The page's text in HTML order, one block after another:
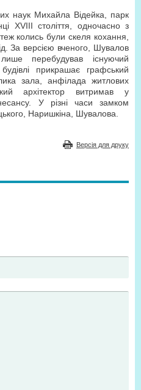
наук Михайла Відейка, парк
XVIII століття, одночасно з
колись були скеля кохання,
За версією вченого, Шувалов
перебудував існуючий
прикрашає графський
зала, анфілада житлових
архітектор витримав у
У різні часи замком
Наришкіна, Шувалова.
Версія для друку